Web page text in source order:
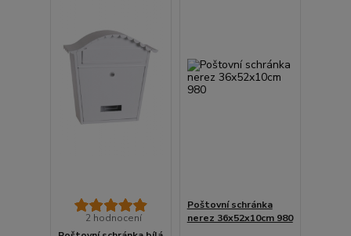
2 hodnocení
Poštovní schránka
nerez 36x52x10cm 980